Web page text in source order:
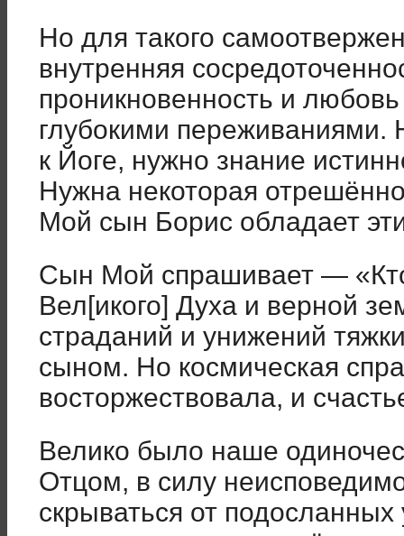
Но для такого
внутренняя
проникновенность и
глубокими
к Йоге, нужно знание
Нужна некоторая
Мой сын Борис обладает
Сын Мой спрашивает —
Вел[икого] Духа и верной
страданий и унижений
сыном. Но космическая
восторжествовала, и
Велико было наше
Отцом, в силу
скрываться от